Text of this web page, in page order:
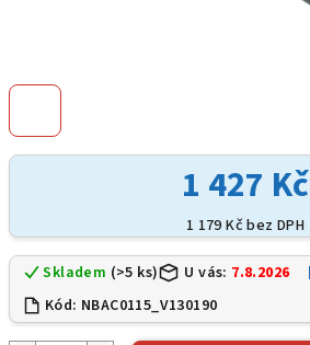
1 427 Kč
1 179 Kč bez DPH
Skladem (>5 ks) U vás: 7.8.2026
Kód: NBAC0115_V130190